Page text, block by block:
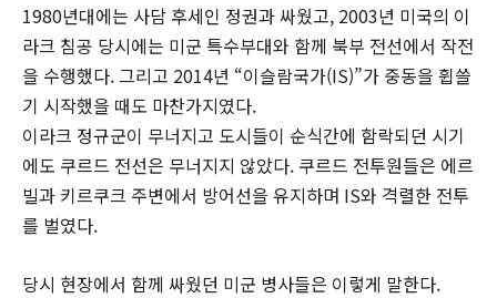
1980년대에는 사담 후세인 정권과 싸웠고, 2003년 미국의 이
라크 침공 당시에는 미군 특수부대와 함께 북부 전선에서 작전
을 수행했다. 그리고 2014년 “이슬람국가(IS)”가 중동을 휩쓸
기 시작했을 때도 마찬가지였다.
이라크 정규군이 무너지고 도시들이 순식간에 함락되던 시기
에도 쿠르드 전선은 무너지지 않았다. 쿠르드 전투원들은 에르
빌과 키르쿠크 주변에서 방어선을 유지하며 IS와 격렬한 전투
를 벌였다.
당시 현장에서 함께 싸웠던 미군 병사들은 이렇게 말한다.